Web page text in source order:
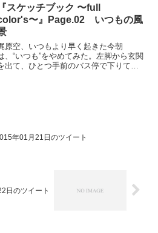
ントのチケット発売情報を調べ...
『スケッチブック 〜full
〜』Page.02 いつもの風
原空、いつもより早く起きた今朝
、“いつも”をやめてみた。左脚から玄関
出て、ひとつ手前のバス停で下りて。
年01月21日のツイート
日のツイート